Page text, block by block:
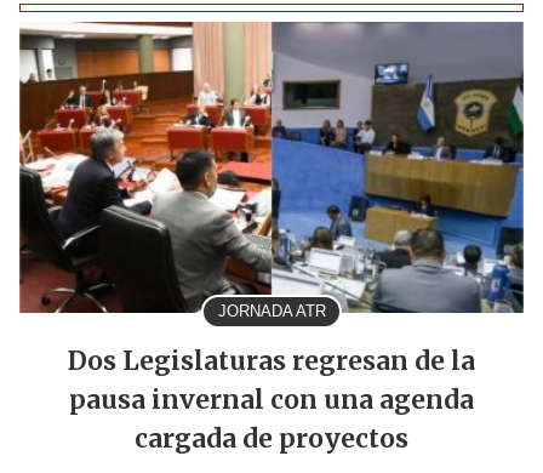
JORNADA ATR
Dos Legislaturas regresan de la
pausa invernal con una agenda
cargada de proyectos